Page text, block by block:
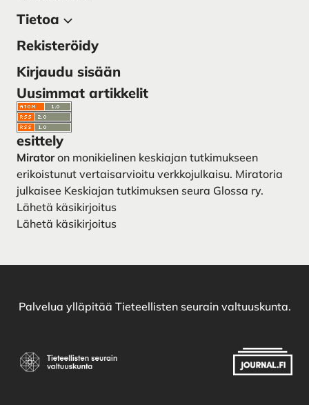
Tietoa
Tietoa julkaisusta
Käsikirjoitukset
Teemanumerot
Toimituskunta
Yhteystiedot
Rekisteröidy
Kirjaudu sisään
Uusimmat artikkelit
esittely
Miratoron monikielinen keskiajan tutkimukseen
erikoistunut vertaisarvioitu verkkojulkaisu. Miratoria
julkaisee Keskiajan tutkimuksen seura Glossa ry.
Lähetä käsikirjoitus
Lähetä käsikirjoitus
Palvelua ylläpitää Tieteellisten seurain valtuuskunta.